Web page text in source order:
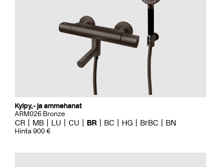
Kylpy,- ja ammehanat
ARM026 Bronze
CR MB LU CU BR BC HG BrBC BN
Hinta 900 €